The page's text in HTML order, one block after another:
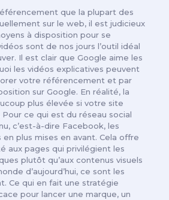
que la plupart des
sur le web, il est judicieux
à disposition pour se
sont de nos jours l’outil idéal
Il est clair que Google aime les
les vidéos explicatives peuvent
votre référencement et par
sur Google. En réalité, la
plus élevée si votre site
ce qui est du réseau social
c’est-à-dire Facebook, les
plus mises en avant. Cela offre
aux pages qui privilégient les
plutôt qu’aux contenus visuels
d’aujourd’hui, ce sont les
Ce qui en fait une stratégie
pour lancer une marque, un